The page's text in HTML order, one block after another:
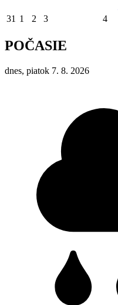
31 1 2 3 4
POČASIE
dnes, piatok 7. 8. 2026